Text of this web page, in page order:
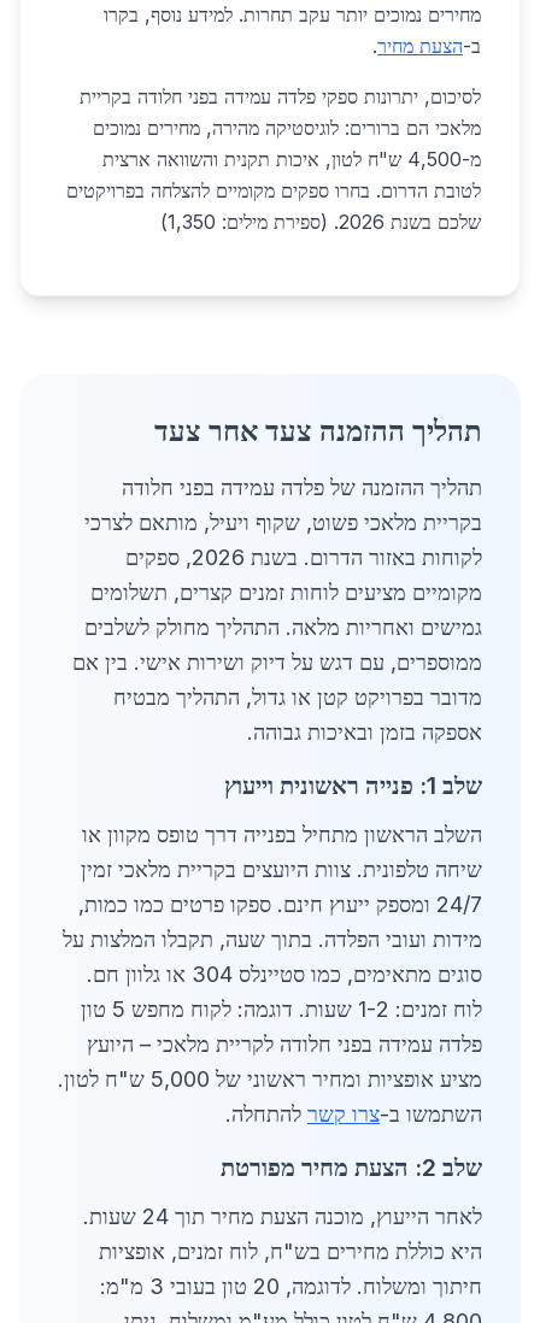
מחירים נמוכים יותר עקב תחרות. למידע נוסף, בקרו
ב-הצעת מחיר.
לסיכום, יתרונות ספקי פלדה עמידה בפני חלודה בקריית
מלאכי הם ברורים: לוגיסטיקה מהירה, מחירים נמוכים
מ-4,500 ש"ח לטון, איכות תקנית והשוואה ארצית
לטובת הדרום. בחרו ספקים מקומיים להצלחה בפרויקטים
שלכם בשנת 2026. (ספירת מילים: 1,350)
תהליך ההזמנה צעד אחר צעד
תהליך ההזמנה של פלדה עמידה בפני חלודה
בקריית מלאכי פשוט, שקוף ויעיל, מותאם לצרכי
לקוחות באזור הדרום. בשנת 2026, ספקים
מקומיים מציעים לוחות זמנים קצרים, תשלומים
גמישים ואחריות מלאה. התהליך מחולק לשלבים
ממוספרים, עם דגש על דיוק ושירות אישי. בין אם
מדובר בפרויקט קטן או גדול, התהליך מבטיח
אספקה בזמן ובאיכות גבוהה.
שלב 1: פנייה ראשונית וייעוץ
השלב הראשון מתחיל בפנייה דרך טופס מקוון או
שיחה טלפונית. צוות היועצים בקריית מלאכי זמין
24/7 ומספק ייעוץ חינם. ספקו פרטים כמו כמות,
מידות ועובי הפלדה. בתוך שעה, תקבלו המלצות על
סוגים מתאימים, כמו סטיינלס 304 או גלוון חם.
לוח זמנים: 1-2 שעות. דוגמה: לקוח מחפש 5 טון
פלדה עמידה בפני חלודה לקריית מלאכי – היועץ
מציע אופציות ומחיר ראשוני של 5,000 ש"ח לטון.
השתמשו ב-צרו קשר להתחלה.
שלב 2: הצעת מחיר מפורטת
לאחר הייעוץ, מוכנה הצעת מחיר תוך 24 שעות.
היא כוללת מחירים בש"ח, לוח זמנים, אופציות
חיתוך ומשלוח. לדוגמה, 20 טון בעובי 3 מ"מ: